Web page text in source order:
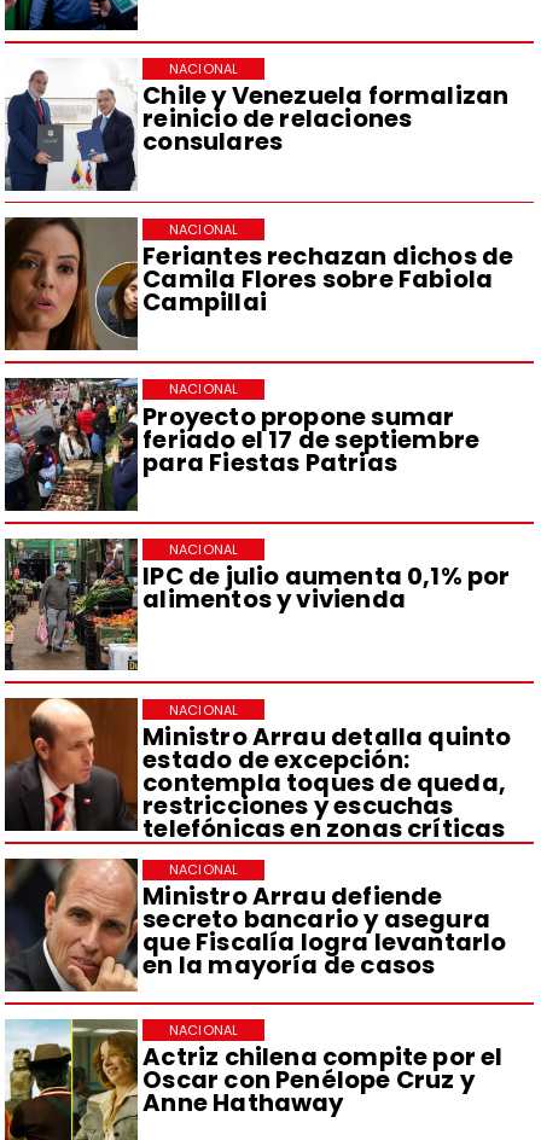
Chile y Venezuela formalizan
reinicio de relaciones
consulares
NACIONAL
Feriantes rechazan dichos de
Camila Flores sobre Fabiola
Campillai
NACIONAL
Proyecto propone sumar
feriado el 17 de septiembre
para Fiestas Patrias
NACIONAL
IPC de julio aumenta 0,1% por
alimentos y vivienda
NACIONAL
Ministro Arrau detalla quinto
estado de excepción:
contempla toques de queda,
restricciones y escuchas
telefónicas en zonas críticas
NACIONAL
Ministro Arrau defiende
secreto bancario y asegura
que Fiscalía logra levantarlo
en la mayoría de casos
NACIONAL
Actriz chilena compite por el
Oscar con Penélope Cruz y
Anne Hathaway
NACIONAL